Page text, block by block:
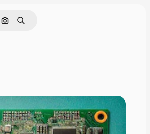
Pesquisar por imagem
Buscar